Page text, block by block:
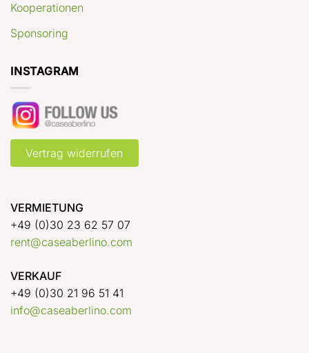
Kooperationen
Sponsoring
INSTAGRAM
Vertrag widerrufen
VERMIETUNG
+49 (0)30 23 62 57 07
rent@caseaberlino.com
VERKAUF
+49 (0)30 21 96 51 41
info@caseaberlino.com